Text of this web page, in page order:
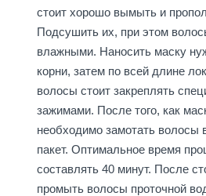
стоит хорошо вымыть и
Подсушить их, при этом
влажными. Наносить маску
корни, затем по всей длине
волосы стоит закреплять
зажимами. После того, как
необходимо замотать
пакет. Оптимальное время
составлять 40 минут. После
промыть волосы проточной